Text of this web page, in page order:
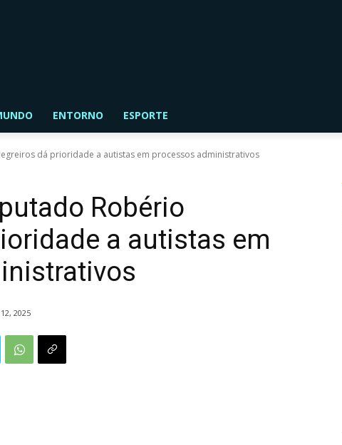
ENTORNO ESPORTE
dá prioridade a autistas em processos administrativos
Robério
a autistas em
2025